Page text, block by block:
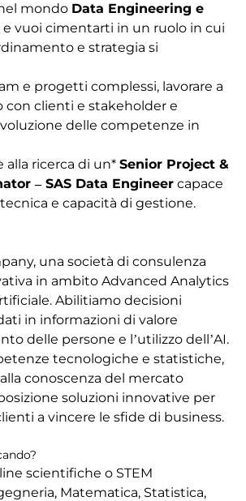
mondo Data Engineering e
e vuoi cimentarti in un ruolo in cui
e strategia si
e progetti complessi, lavorare a
clienti e stakeholder e
delle competenze in
alla ricerca di un* Senior Project &
– SAS Data Engineer capace
e capacità di gestione.
una società di consulenza
in ambito Advanced Analytics
Abilitiamo decisioni
in informazioni di valore
delle persone e l’utilizzo dell’AI.
tecnologiche e statistiche,
conoscenza del mercato
soluzioni innovative per
a vincere le sfide di business.
scientifiche o STEM
Matematica, Statistica,